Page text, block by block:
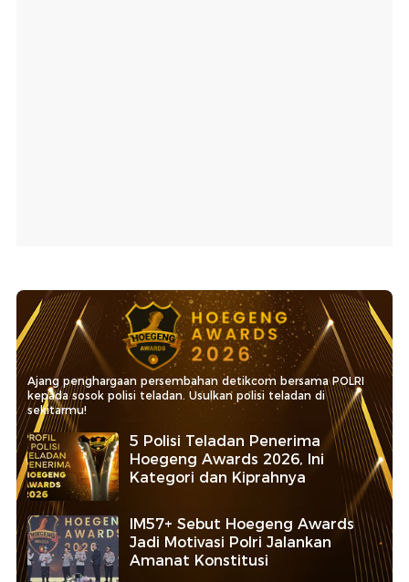
Ajang penghargaan persembahan detikcom bersama POLRI
kepada sosok polisi teladan. Usulkan polisi teladan di
sekitarmu!
5 Polisi Teladan Penerima
Hoegeng Awards 2026, Ini
Kategori dan Kiprahnya
IM57+ Sebut Hoegeng Awards
Jadi Motivasi Polri Jalankan
Amanat Konstitusi